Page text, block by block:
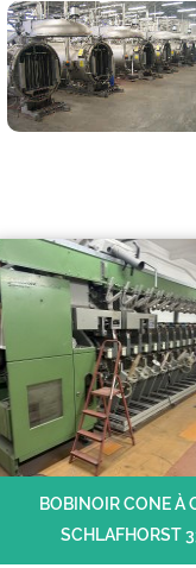
BOBINOIR CONE À
SCHLAFHORST